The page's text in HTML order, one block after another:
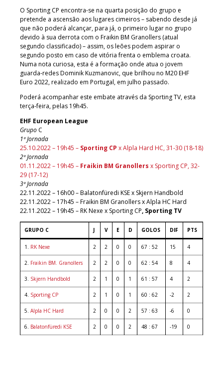
O Sporting CP encontra-se na quarta posição do grupo e
pretende a ascensão aos lugares cimeiros – sabendo desde já
que não poderá alcançar, para já, o primeiro lugar no grupo
devido à sua derrota com o Fraikin BM Granollers (atual
segundo classificado) – assim, os leões podem aspirar o
segundo posto em caso de vitória frenta o emblema croata.
Numa nota curiosa, esta é a formação onde atua o jovem
guarda-redes Dominik Kuzmanovic, que brilhou no M20 EHF
Euro 2022, realizado em Portugal, em julho passado.
Poderá acompanhar este embate através da Sporting TV, esta
terça-feira, pelas 19h45.
EHF European League
Grupo C
1ª Jornada
25.10.2022 – 19h45 – Sporting CP x Alpla Hard HC, 31-30 (18-18)
2ª Jornada
01.11.2022 – 19h45 – Fraikin BM Granollers x Sporting CP, 32-
29 (17-12)
3ª Jornada
22.11.2022 – 16h00 – Balatonfüredi KSE x Skjern Handbold
22.11.2022 – 17h45 – Fraikin BM Granollers x Alpla HC Hard
22.11.2022 – 19h45 – RK Nexe x Sporting CP, Sporting TV
GRUPO C J V E D GOLOS DIF PTS
1. RK Nexe 2 2 0 0 67 : 52 15 4
2. Fraikin BM. Granollers 2 2 0 0 62 : 54 8 4
3. Skjern Handbold 2 1 0 1 61 : 57 4 2
4. Sporting CP 2 1 0 1 60 : 62 -2 2
5. Alpla HC Hard 2 0 0 2 57 : 63 -6 0
6. Balatonfüredi KSE 2 0 0 2 48 : 67 -19 0